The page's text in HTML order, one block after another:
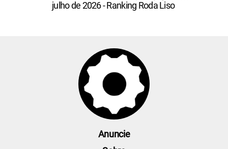
julho de 2026 - Ranking Roda Liso
Anuncie